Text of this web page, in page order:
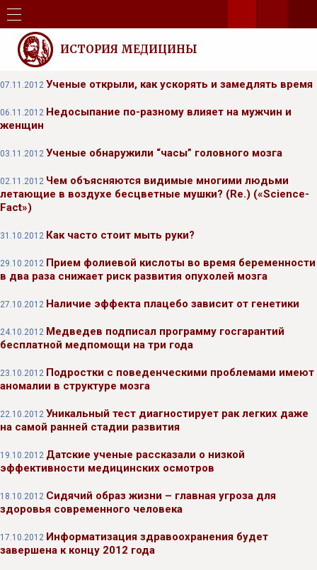
ИСТОРИЯ МЕДИЦИНЫ
07.11.2012 Ученые открыли, как ускорять и замедлять время
06.11.2012 Недосыпание по-разному влияет на мужчин и
женщин
03.11.2012 Ученые обнаружили “часы” головного мозга
02.11.2012 Чем объясняются видимые многими людьми
летающие в воздухе бесцветные мушки? (Re.) («Science-
Fact»)
31.10.2012 Как часто стоит мыть руки?
29.10.2012 Прием фолиевой кислоты во время беременности
в два раза снижает риск развития опухолей мозга
27.10.2012 Наличие эффекта плацебо зависит от генетики
24.10.2012 Медведев подписал программу госгарантий
бесплатной медпомощи на три года
23.10.2012 Подростки с поведенческими проблемами имеют
аномалии в структуре мозга
22.10.2012 Уникальный тест диагностирует рак легких даже
на самой ранней стадии развития
19.10.2012 Датские ученые рассказали о низкой
эффективности медицинских осмотров
18.10.2012 Сидячий образ жизни – главная угроза для
здоровья современного человека
17.10.2012 Информатизация здравоохранения будет
завершена к концу 2012 года